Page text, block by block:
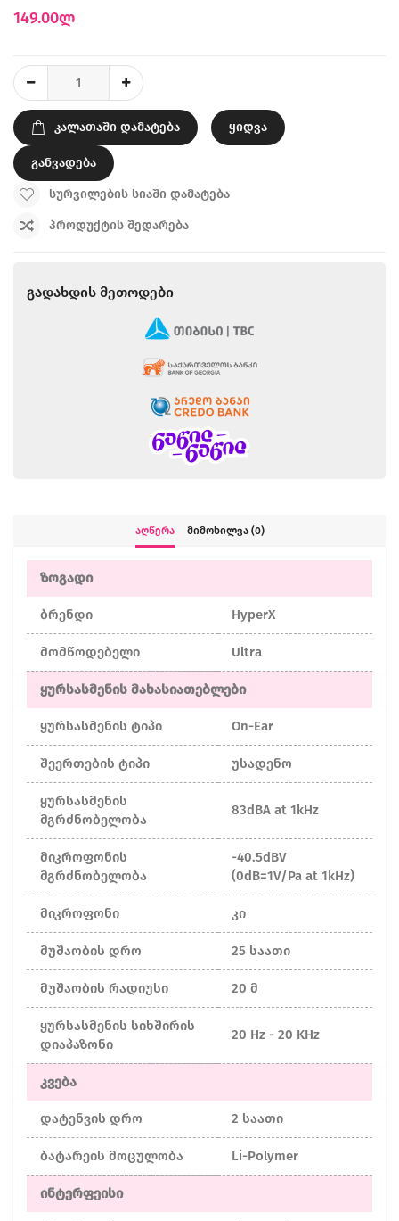
149.00ლ
ᲙᲐᲚᲐᲗᲐᲨᲘ ᲓᲐᲛᲐᲢᲔᲑᲐ ყიდვა
განვადება
ᲡᲣᲠᲕᲘᲚᲔᲑᲘᲡ ᲡᲘᲐᲨᲘ ᲓᲐᲛᲐᲢᲔᲑᲐ
ᲞᲠᲝᲓᲣᲥᲢᲘᲡ ᲨᲔᲓᲐᲠᲔᲑᲐ
Გადახდის Მეთოდები
Აღწერა Მიმოხილვა (0)
ზოგადი
ბრენდი HyperX
მომწოდებელი Ultra
ყურსასმენის მახასიათებლები
ყურსასმენის ტიპი On-Ear
შეერთების ტიპი უსადენო
ყურსასმენის
მგრძნობელობა
83dBA at 1kHz
მიკროფონის
მგრძნობელობა
-40.5dBV
(0dB=1V/Pa at 1kHz)
მიკროფონი კი
მუშაობის დრო 25 საათი
მუშაობის რადიუსი 20 მ
ყურსასმენის სიხშირის
დიაპაზონი
20 Hz - 20 KHz
კვება
დატენვის დრო 2 საათი
ბატარეის მოცულობა Li-Polymer
ინტერფეისი